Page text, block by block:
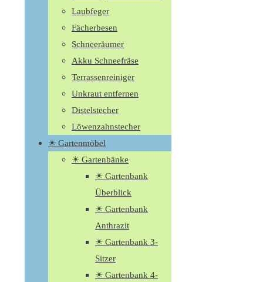
Laubfeger
Fächerbesen
Schneeräumer
Akku Schneefräse
Terrassenreiniger
Unkraut entfernen
Distelstecher
Löwenzahnstecher
☀ Gartenmöbel
☀ Gartenbänke
☀ Gartenbank
Überblick
☀ Gartenbank
Anthrazit
☀ Gartenbank 3-
Sitzer
☀ Gartenbank 4-